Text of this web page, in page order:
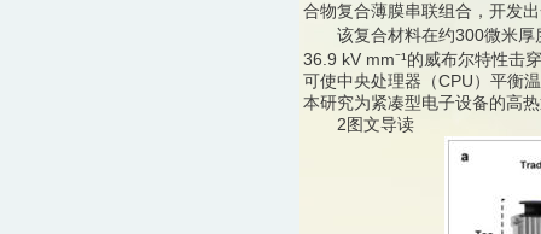
合物复合薄膜串联组合，开发
该复合材料在约300微米厚度
36.9 kV mm⁻¹的威布尔特性击
可使中央处理器（CPU）平衡
本研究为紧凑型电子设备的高
2图文导读